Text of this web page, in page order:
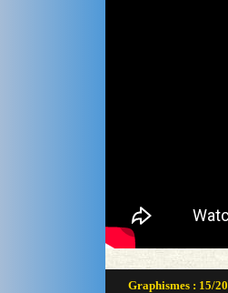
Graphismes : 15/20